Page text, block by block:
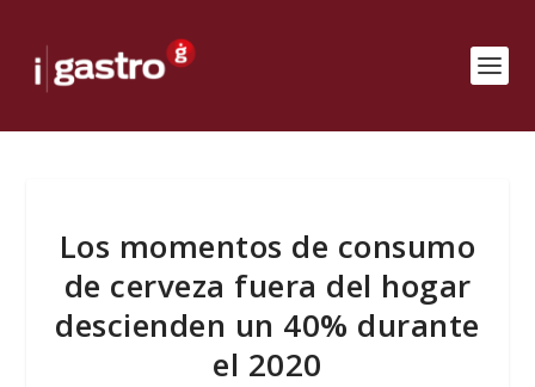
Los momentos de consumo
de cerveza fuera del hogar
descienden un 40% durante
el 2020